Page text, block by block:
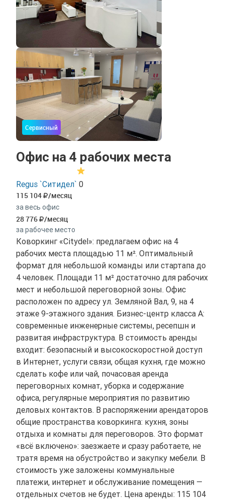
Сервисный
Офис на 4 рабочих места
Regus `Ситидел` 0
115 104 /месяц
за весь офис
28 776 /месяц
за рабочее место
Коворкинг «Citydel»: предлагаем офис на 4
рабочих места площадью 11 м². Оптимальный
формат для небольшой команды или стартапа до
4 человек. Площади 11 м² достаточно для рабочих
мест и небольшой переговорной зоны. Офис
расположен по адресу ул. Земляной Вал, 9, на 4
этаже 9-этажного здания. Бизнес-центр класса A:
современные инженерные системы, ресепшн и
развитая инфраструктура. В стоимость аренды
входит: безопасный и высокоскоростной доступ
в Интернет, услуги связи, общая кухня, где можно
сделать кофе или чай, почасовая аренда
переговорных комнат, уборка и содержание
офиса, регулярные мероприятия по развитию
деловых контактов. В распоряжении арендаторов
общие пространства коворкинга: кухня, зоны
отдыха и комнаты для переговоров. Это формат
«всё включено»: заезжаете и сразу работаете, не
тратя время на обустройство и закупку мебели. В
стоимость уже заложены коммунальные
платежи, интернет и обслуживание помещения —
отдельных счетов не будет. Цена аренды: 115 104